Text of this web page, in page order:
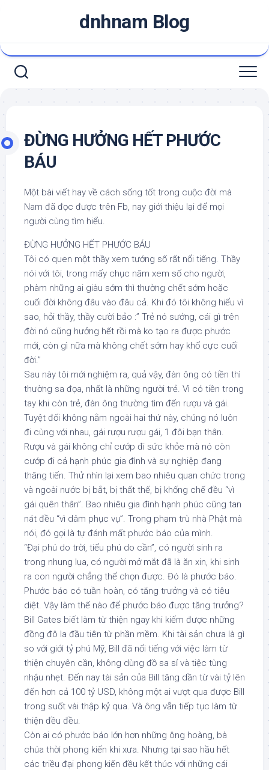
dnhnam Blog
ĐỪNG HƯỞNG HẾT PHƯỚC
BÁU
Một bài viết hay về cách sống tốt trong cuộc đời mà
Nam đã đọc được trên Fb, nay giới thiệu lại để mọi
người cùng tìm hiểu.
ĐỪNG HƯỞNG HẾT PHƯỚC BÁU
Tôi có quen một thầy xem tướng số rất nổi tiếng. Thầy
nói với tôi, trong mấy chục năm xem số cho người,
phàm những ai giàu sớm thì thường chết sớm hoặc
cuối đời không đâu vào đâu cả. Khi đó tôi không hiểu vì
sao, hỏi thầy, thầy cười bảo :” Trẻ nó sướng, cái gì trên
đời nó cũng hưởng hết rồi mà ko tạo ra được phước
mới, còn gì nữa mà không chết sớm hay khổ cực cuối
đời.”
Sau này tôi mới nghiệm ra, quả vậy, đàn ông có tiền thì
thường sa đọa, nhất là những người trẻ. Vì có tiền trong
tay khi còn trẻ, đàn ông thường tìm đến rượu và gái.
Tuyệt đối không nằm ngoài hai thứ này, chúng nó luôn
đi cùng với nhau, gái rượu rượu gái, 1 đôi bạn thân.
Rượu và gái không chỉ cướp đi sức khỏe mà nó còn
cướp đi cả hạnh phúc gia đình và sự nghiệp đang
thăng tiến. Thử nhìn lại xem bao nhiêu quan chức trong
và ngoài nước bị bắt, bị thất thế, bị khống chế đều “vì
gái quên thân”. Bao nhiêu gia đình hạnh phúc cũng tan
nát đều “vì dâm phục vụ”. Trong phạm trù nhà Phật mà
nói, đó gọi là tự đánh mất phước báo của mình.
“Đại phú do trời, tiểu phú do cần”, có người sinh ra
trong nhung lụa, có người mở mắt đã là ăn xin, khi sinh
ra con người chẳng thể chọn được. Đó là phước báo.
Phước báo có tuần hoàn, có tăng trưởng và có tiêu
diệt. Vậy làm thế nào để phước báo được tăng trưởng?
Bill Gates biết làm từ thiện ngay khi kiếm được những
đồng đô la đầu tiên từ phần mềm. Khi tài sản chưa là gì
so với giới tỷ phú Mỹ, Bill đã nổi tiếng với việc làm từ
thiện chuyên cần, không dùng đồ sa sỉ và tiệc tùng
nhậu nhẹt. Đến nay tài sản của Bill tăng dần từ vài tỷ lên
đến hơn cả 100 tỷ USD, không một ai vượt qua được Bill
trong suốt vài thập kỷ qua. Và ông vẫn tiếp tục làm từ
thiện đều đều.
Còn ai có phước báo lớn hơn những ông hoàng, bà
chúa thời phong kiến khi xưa. Nhưng tại sao hầu hết
các triều đại phong kiến đều kết thúc với những cái